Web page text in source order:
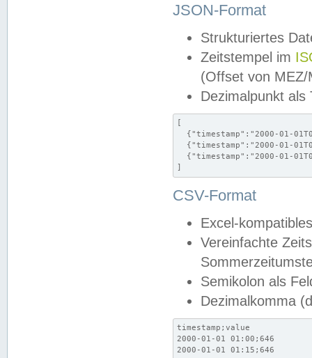
JSON-Format
Strukturiertes
Zeitstempel im
(Offset von MEZ/
Dezimalpunkt als
[
{"timestamp":"2000-01-
{"timestamp":"2000-01-
{"timestamp":"2000-01-
]
CSV-Format
Excel-
Vereinfachte
Semikolon als
Dezimalkomma
timestamp;value
2000-01-01 01:00;646
2000-01-01 01:15;646